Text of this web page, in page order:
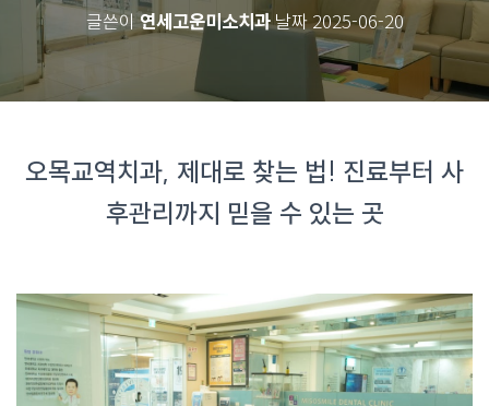
글쓴이연세고운미소치과날짜2025-06-20
오목교역치과, 제대로 찾는 법! 진료부터 사
후관리까지 믿을 수 있는 곳